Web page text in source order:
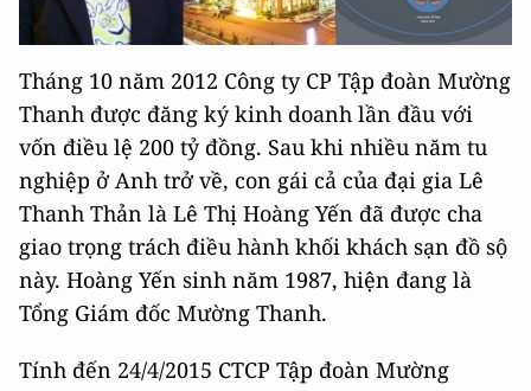
Tháng 10 năm 2012 Công ty CP Tập đoàn Mường
Thanh được đăng ký kinh doanh lần đầu với
vốn điều lệ 200 tỷ đồng. Sau khi nhiều năm tu
nghiệp ở Anh trở về, con gái cả của đại gia Lê
Thanh Thản là Lê Thị Hoàng Yến đã được cha
giao trọng trách điều hành khối khách sạn đồ sộ
này. Hoàng Yến sinh năm 1987, hiện đang là
Tổng Giám đốc Mường Thanh.
Tính đến 24/4/2015 CTCP Tập đoàn Mường